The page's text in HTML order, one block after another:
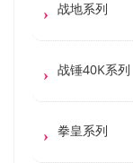
战地系列
战锤40K系列
拳皇系列